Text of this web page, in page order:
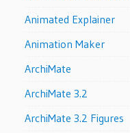
Animated Explainer
Animation Maker
ArchiMate
ArchiMate 3.2
ArchiMate 3.2 Figures